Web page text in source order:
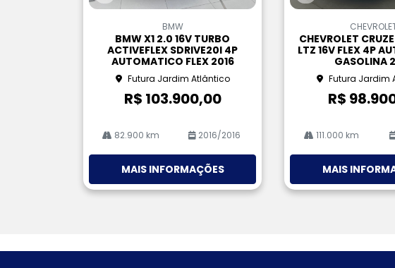
Co
rtil
he
BMW
BMW X1 2.0 16V TURBO
ACTIVEFLEX SDRIVE20I 4P
AUTOMATICO FLEX 2016
Futura Jardim Atlântico
R$ 103.900,00
82.900 km 2016/2016
MAIS INFORMAÇÕES
Co
pa
rtil
he
CHEVROLET
LTZ 16V FLEX 4P
GASOLINA
Futura Jardim
R$
111.000 km
MAIS